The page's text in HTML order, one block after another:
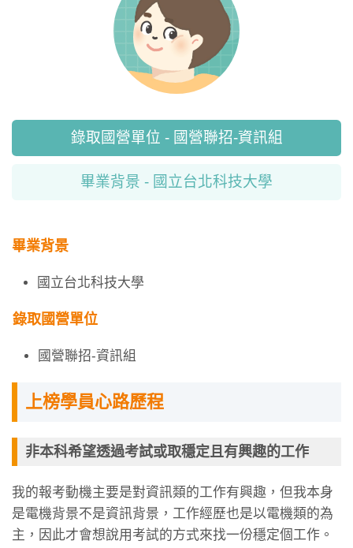
錄取國營單位 - 國營聯招-資訊組
畢業背景 - 國立台北科技大學
畢業背景
國立台北科技大學
錄取國營單位
國營聯招-資訊組
上榜學員心路歷程
非本科希望透過考試或取穩定且有興趣的工作
我的報考動機主要是對資訊類的工作有興趣，但我本身
是電機背景不是資訊背景，工作經歷也是以電機類的為
主，因此才會想說用考試的方式來找一份穩定個工作。